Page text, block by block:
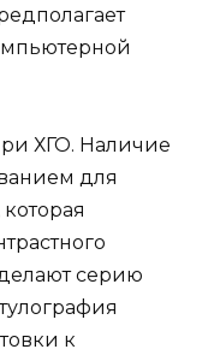
ХГО. Наличие
для
серию
к